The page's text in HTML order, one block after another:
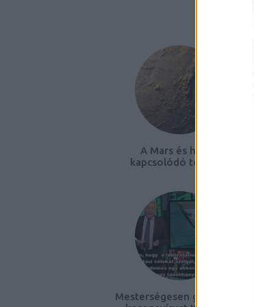
A Mars és hozzá
kapcsolódó tévhitek
Mesterségesen gyártottak